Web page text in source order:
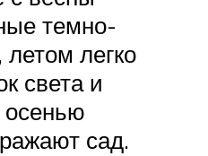
темно-
легко
света и
осенью
сад.